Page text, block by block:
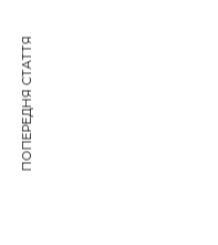
ПОПЕРЕДНЯ СТАТТЯ